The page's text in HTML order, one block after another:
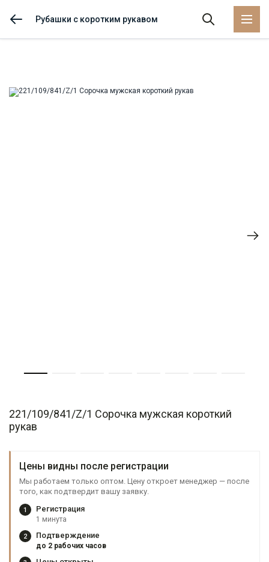
Рубашки с коротким рукавом
221/109/841/Z/1 Сорочка мужская короткий
рукав
Цены видны после регистрации
Мы работаем только оптом. Цену откроет менеджер — после
того, как подтвердит вашу заявку.
1 Регистрация
1 минута
2 Подтверждение
до 2 рабочих часов